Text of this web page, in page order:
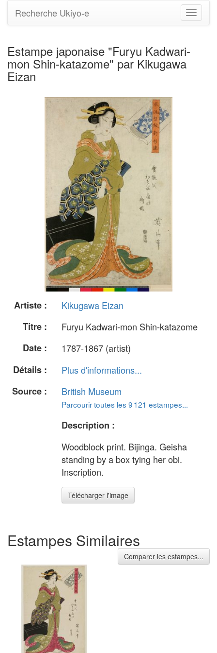
Basculer
la
Recherche Ukiyo-e
Estampe japonaise "Furyu Kadwari-
mon Shin-katazome" par Kikugawa
Eizan
Artiste :
Kikugawa Eizan
Titre :
Furyu Kadwari-mon Shin-katazome
Date :
1787-1867 (artist)
Détails :
Plus d'informations...
Source :
British Museum
Parcourir toutes les 9 121 estampes...
Description :
Woodblock print. Bijinga. Geisha
standing by a box tying her obi.
Inscription.
Télécharger l'image
Estampes Similaires
Comparer les estampes...